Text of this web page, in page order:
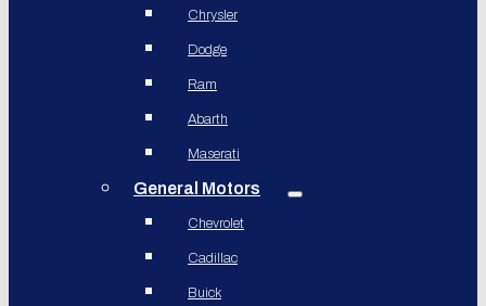
Chrysler
Dodge
Ram
Abarth
Maserati
General Motors
Chevrolet
Cadillac
Buick